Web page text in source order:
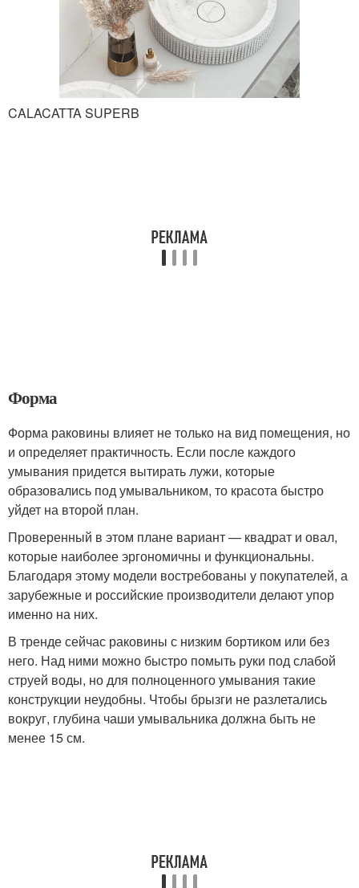
CALACATTA SUPERB
Форма
Форма раковины влияет не только на вид помещения, но
и определяет практичность. Если после каждого
умывания придется вытирать лужи, которые
образовались под умывальником, то красота быстро
уйдет на второй план.
Проверенный в этом плане вариант — квадрат и овал,
которые наиболее эргономичны и функциональны.
Благодаря этому модели востребованы у покупателей, а
зарубежные и российские производители делают упор
именно на них.
В тренде сейчас раковины с низким бортиком или без
него. Над ними можно быстро помыть руки под слабой
струей воды, но для полноценного умывания такие
конструкции неудобны. Чтобы брызги не разлетались
вокруг, глубина чаши умывальника должна быть не
менее 15 см.